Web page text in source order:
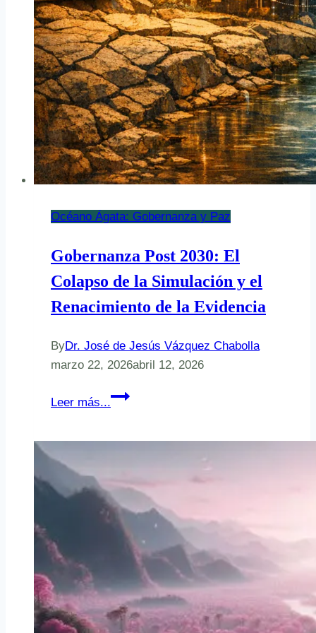
Océano Ágata: Gobernanza y Paz
Gobernanza Post 2030: El
Colapso de la Simulación y el
Renacimiento de la Evidencia
ByDr. José de Jesús Vázquez Chabolla
marzo 22, 2026abril 12, 2026
Leer más...
Gobernanza
de
la
Simulación
Renacimiento
de
la